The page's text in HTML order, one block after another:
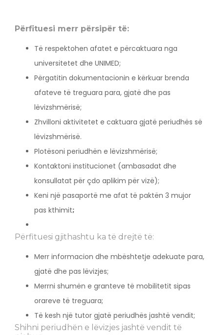
Përfituesi merr përsipër të:
Të respektohen afatet e përcaktuara nga
universitetet dhe UNIMED;
Përgatitin dokumentacionin e kërkuar brenda
afateve të treguara para, gjatë dhe pas
lëvizshmërisë;
Zhvilloni aktivitetet e caktuara gjatë periudhës së
lëvizshmërisë.
Plotësoni periudhën e lëvizshmërisë;
Kontaktoni institucionet (ambasadat dhe
konsullatat për çdo aplikim për vizë);
Keni një pasaportë me afat të paktën 3 mujor
pas kthimit;
Përfituesi gjithashtu ka të drejtë të:
Merr informacion dhe mbështetje adekuate para,
gjatë dhe pas lëvizjes;
Merrni shumën e granteve të mobilitetit sipas
orareve të treguara;
Të kesh një tutor gjatë periudhës jashtë vendit;
Shihni periudhën e lëvizjes jashtë vendit të